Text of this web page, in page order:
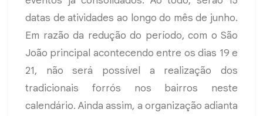
datas de atividades ao longo do mês de junho.
Em razão da redução do período, com o São
João principal acontecendo entre os dias 19 e
21, não será possível a realização dos
tradicionais forrós nos bairros neste
calendário. Ainda assim, a organização adianta